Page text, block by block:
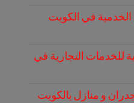
في الكويت
للخدمات التجارية في
و منازل بالكويت